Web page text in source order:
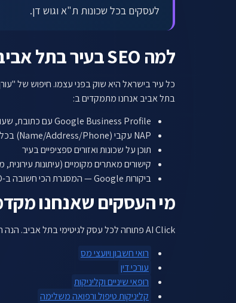
לעסקים בכל שכונות ת"א וגוש דן.
למה SEO בעיר בתל אביב שונה משאר המקומות
בתל אביב אנחנו מתמקדים ב:
Google Business Profile עם כתובת, שעות, וקטגוריות מדויקות לעיר
NAP עקבי (Name/Address/Phone) בכל המדריכים הישראליים (דפי זהב, רסטו, Waze)
תוכן על שכונות ואזורים ספציפיים בעיר
קישורים מאתרים מקומיים (עיתונות עירונית,
ביקורות Google — המסגרת הכי חשובה ב-Local SEO
מי העסקים שאנחנו
AI Click פתוחה לכל עסק לגיטימי בתל אביב. הנה חלק מהתחומים שבהם אנחנו מתמחים:
רואי חשבון ויועצי מס
עורכי דין
רופאי שיניים וקליניקות
קליניקות טיפול ורפואה משלימה